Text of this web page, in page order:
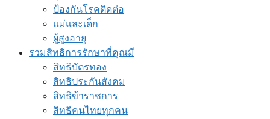
ป้องกันโรคติดต่อ
แม่และเด็ก
ผู้สูงอายุ
รวมสิทธิการรักษาที่คุณมี
สิทธิบัตรทอง
สิทธิประกันสังคม
สิทธิข้าราชการ
สิทธิคนไทยทุกคน